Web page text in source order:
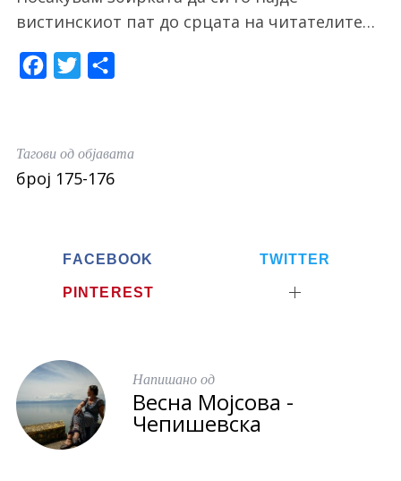
вистинскиот пат до срцата на читателите…
b
t
Тагови од објавата
број 175-176
FACEBOOK TWITTER
PINTEREST
Напишано од
Весна Мојсова -
Чепишевска